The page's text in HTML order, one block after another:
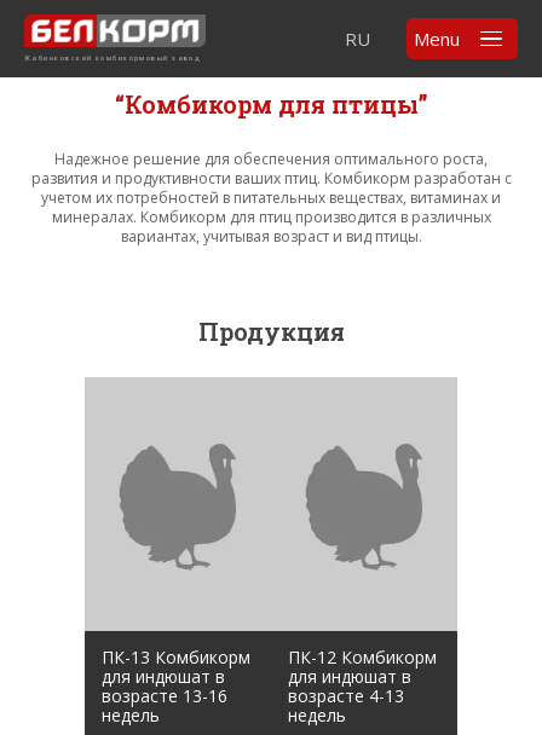
Жабинковский комбикормовый завод
RU Menu
“Комбикорм для птицы”
Надежное решение для обеспечения оптимального роста,
развития и продуктивности ваших птиц. Комбикорм разработан с
учетом их потребностей в питательных веществах, витаминах и
минералах. Комбикорм для птиц производится в различных
вариантах, учитывая возраст и вид птицы.
Продукция
ПК-13 Комбикорм
для индюшат в
возрасте 13-16
недель
ПК-12 Комбикорм
для индюшат в
возрасте 4-13
недель